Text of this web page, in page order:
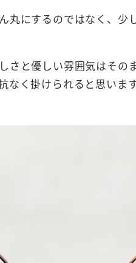
丸にするのではなく、
さと優しい雰囲気はそ
なく掛けられると思います